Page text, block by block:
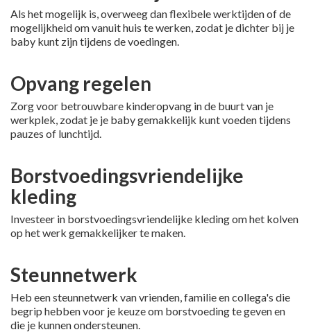
Als het mogelijk is, overweeg dan flexibele werktijden of de
mogelijkheid om vanuit huis te werken, zodat je dichter bij je
baby kunt zijn tijdens de voedingen.
Opvang regelen
Zorg voor betrouwbare kinderopvang in de buurt van je
werkplek, zodat je je baby gemakkelijk kunt voeden tijdens
pauzes of lunchtijd.
Borstvoedingsvriendelijke
kleding
Investeer in borstvoedingsvriendelijke kleding om het kolven
op het werk gemakkelijker te maken.
Steunnetwerk
Heb een steunnetwerk van vrienden, familie en collega's die
begrip hebben voor je keuze om borstvoeding te geven en
die je kunnen ondersteunen.